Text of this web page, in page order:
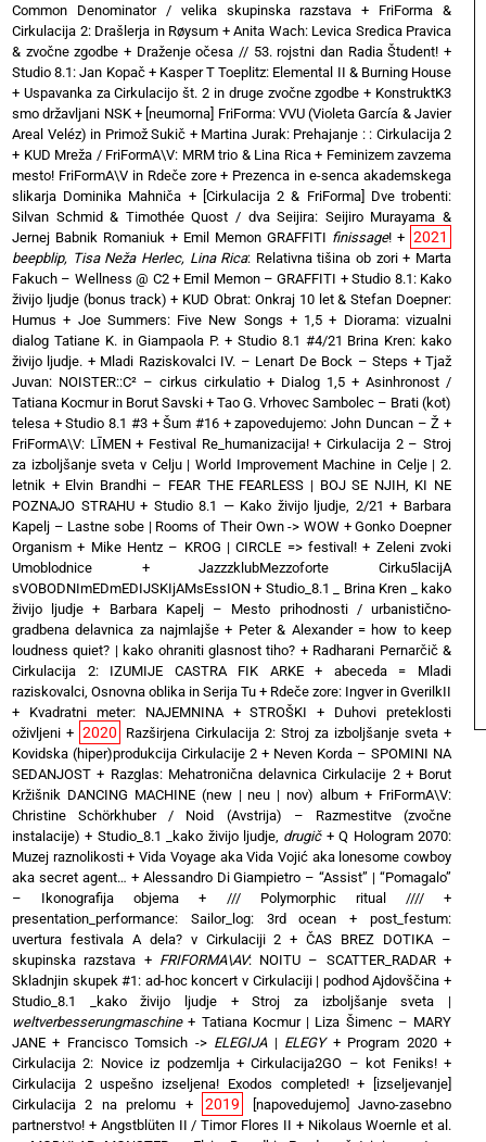
Common Denominator / velika skupinska razstava + FriForma &
Cirkulacija 2: Drašlerja in Røysum + Anita Wach: Levica Sredica Pravica
& zvočne zgodbe + Draženje očesa // 53. rojstni dan Radia Študent! +
Studio 8.1: Jan Kopač+ Kasper T Toeplitz: Elemental II & Burning House
+ Uspavanka za Cirkulacijo št. 2 in druge zvočne zgodbe + KonstruktK3
smo državljani NSK+ [neumorna] FriForma: VVU (Violeta García & Javier
Areal Veléz) in Primož Sukič + Martina Jurak: Prehajanje : : Cirkulacija 2
+ KUD Mreža / FriFormA\V: MRM trio & Lina Rica+ Feminizem zavzema
mesto! FriFormA\V in Rdeče zore+ Prezenca in e-senca akademskega
slikarja Dominika Mahniča + [Cirkulacija 2 & FriForma] Dve trobenti:
Silvan Schmid & Timothée Quost / dva Seijira: Seijiro Murayama &
Jernej Babnik Romaniuk + Emil Memon GRAFFITI finissage! + 2021
beepblip, Tisa Neža Herlec, Lina Rica: Relativna tišina ob zori+ Marta
Fakuch – Wellness @ C2+ Emil Memon – GRAFFITI +Studio 8.1: Kako
živijo ljudje (bonus track) + KUD Obrat: Onkraj 10 let & Stefan Doepner:
Humus + Joe Summers: Five New Songs + 1,5 + Diorama: vizualni
dialog Tatiane K. in Giampaola P. + Studio 8.1 #4/21 Brina Kren: kako
živijo ljudje. + Mladi Raziskovalci IV. – Lenart De Bock – Steps +Tjaž
Juvan: NOISTER::C² – cirkus cirkulatio + Dialog 1,5 + Asinhronost /
Tatiana Kocmur in Borut Savski + Tao G. Vrhovec Sambolec – Brati (kot)
telesa +Studio 8.1 #3 + Šum #16 +zapovedujemo: John Duncan – Ž +
FriFormA\V: LĪMEN+ Festival Re_humanizacija!+Cirkulacija 2 – Stroj
za izboljšanje sveta v Celju | World Improvement Machine in Celje | 2.
letnik + Elvin Brandhi – FEAR THE FEARLESS | BOJ SE NJIH, KI NE
POZNAJO STRAHU+ Studio 8.1 — Kako živijo ljudje, 2/21 + Barbara
Kapelj – Lastne sobe | Rooms of Their Own -> WOW+Gonko Doepner
Organism + Mike Hentz – KROG | CIRCLE => festival! + Zeleni zvoki
Umoblodnice +JazzzklubMezzoforte Cirku5lacijA
sVOBODNImEDmEDIJSKIjAMsEssION + Studio_8.1 _ Brina Kren _ kako
živijo ljudje + Barbara Kapelj – Mesto prihodnosti / urbanistično-
gradbena delavnica za najmlajše + Peter & Alexander = how to keep
loudness quiet? | kako ohraniti glasnost tiho? + Radharani Pernarčič &
Cirkulacija 2: IZUMIJE CASTRA FIK ARKE+ abeceda = Mladi
raziskovalci, Osnovna oblika in Serija Tu + Rdeče zore: Ingver in GverilkII
+ Kvadratni meter: NAJEMNINA + STROŠKI + Duhovi preteklosti
oživljeni + 2020 Razširjena Cirkulacija 2: Stroj za izboljšanje sveta +
Kovidska (hiper)produkcija Cirkulacije 2 + Neven Korda – SPOMINI NA
SEDANJOST + Razglas: Mehatronična delavnica Cirkulacije 2+ Borut
Kržišnik DANCING MACHINE (new | neu | nov) album + FriFormA\V:
Christine Schörkhuber / Noid (Avstrija) – Razmestitve (zvočne
instalacije) + Studio_8.1 _kako živijo ljudje, drugič+Q Hologram 2070:
Muzej raznolikosti+Vida Voyage aka Vida Vojić aka lonesome cowboy
aka secret agent… + Alessandro Di Giampietro – “Assist” | “Pomagalo”
– Ikonografija objema + /// Polymorphic ritual ////+
presentation_performance: Sailor_log: 3rd ocean +post_festum:
uvertura festivala A dela? v Cirkulaciji 2 +ČAS BREZ DOTIKA –
skupinska razstava + FRIFORMA\AV: NOITU – SCATTER_RADAR+
Skladnjin skupek #1: ad-hoc koncert v Cirkulaciji | podhod Ajdovščina +
Studio_8.1 _kako živijo ljudje +Stroj za izboljšanje sveta |
weltverbesserungmaschine+ Tatiana Kocmur | Liza Šimenc – MARY
JANE + Francisco Tomsich -> ELEGIJA| ELEGY+ Program 2020+
Cirkulacija 2: Novice iz podzemlja+Cirkulacija2GO – kot Feniks!+
Cirkulacija 2 uspešno izseljena! Exodos completed!+
[izseljevanje]
Cirkulacija 2 na prelomu + 2019
[napovedujemo] Javno-zasebno
partnerstvo! + Angstblüten II / Timor Flores II + Nikolaus Woernle et al.